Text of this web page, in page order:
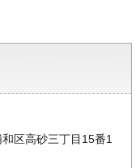
区高砂三丁目15番1